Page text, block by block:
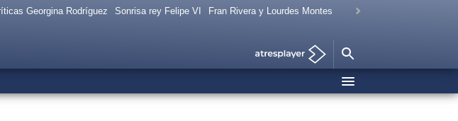
Georgina Rodríguez Sonrisa rey Felipe VI Fran Rivera y Lourdes Montes